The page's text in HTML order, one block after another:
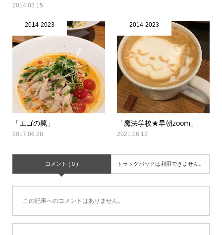
2014.03.15
2014-2023
「エゴの罠」
2017.06.28
2014-2023
「魔法学校★早朝zoom」
2021.06.12
コメント ( 0 ) トラックバックは利用できません。
この記事へのコメントはありません。